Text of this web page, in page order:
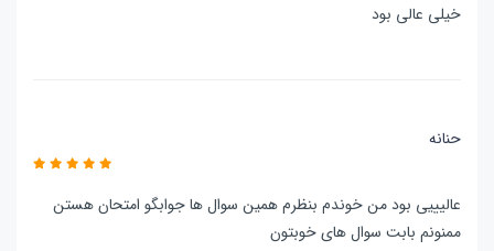
خیلی عالی بود
حنانه
عالیییی بود من خوندم بنظرم همین سوال ها جوابگو امتحان هستن
ممنونم بابت سوال های خوبتون